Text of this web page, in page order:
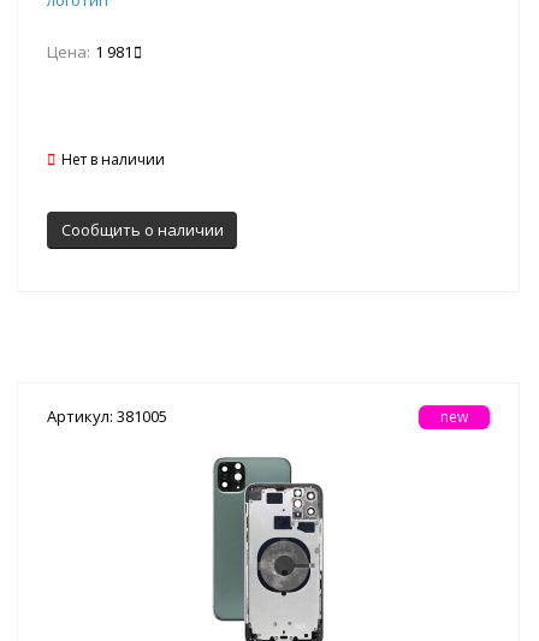
Цена: 1 981
Нет в наличии
Сообщить о наличии
Артикул: 381005 new